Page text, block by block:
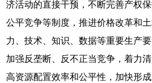
济活动的直接干预，不断完善产权保
公平竞争等制度，推进价格改革和
力、技术、知识、数据等重要生产
加强反垄断、反不正当竞争，着力
高资源配置效率和公平性，加快形成